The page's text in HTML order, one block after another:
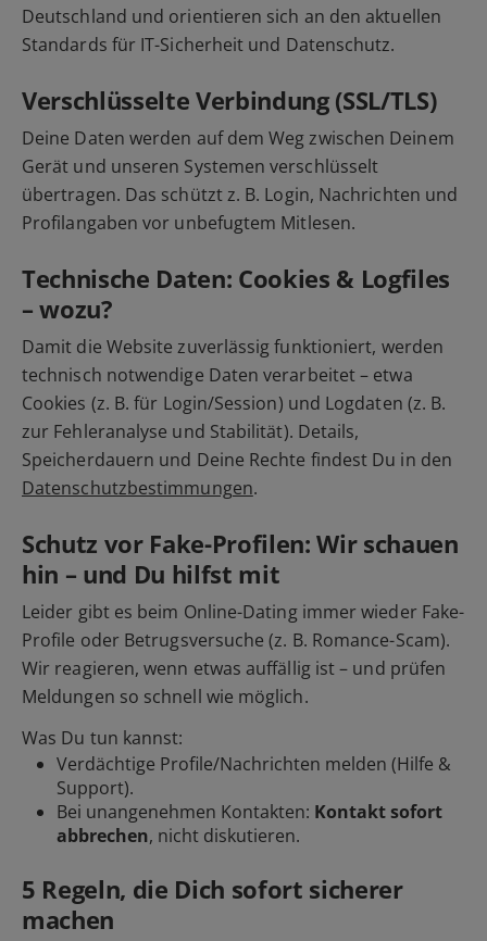
Deutschland und orientieren sich an den aktuellen
Standards für IT-Sicherheit und Datenschutz.
Verschlüsselte Verbindung (SSL/TLS)
Deine Daten werden auf dem Weg zwischen Deinem
Gerät und unseren Systemen verschlüsselt
übertragen. Das schützt z. B. Login, Nachrichten und
Profilangaben vor unbefugtem Mitlesen.
Technische Daten: Cookies & Logfiles
– wozu?
Damit die Website zuverlässig funktioniert, werden
technisch notwendige Daten verarbeitet – etwa
Cookies (z. B. für Login/Session) und Logdaten (z. B.
zur Fehleranalyse und Stabilität). Details,
Speicherdauern und Deine Rechte findest Du in den
Datenschutzbestimmungen.
Schutz vor Fake-Profilen: Wir schauen
hin – und Du hilfst mit
Leider gibt es beim Online-Dating immer wieder Fake-
Profile oder Betrugsversuche (z. B. Romance-Scam).
Wir reagieren, wenn etwas auffällig ist – und prüfen
Meldungen so schnell wie möglich.
Was Du tun kannst:
Verdächtige Profile/Nachrichten melden (Hilfe &
Support).
Bei unangenehmen Kontakten: Kontakt sofort
abbrechen, nicht diskutieren.
5 Regeln, die Dich sofort sicherer
machen